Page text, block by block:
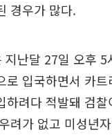
경우가 많다.
지난달 27일 오후 5
로 입국하면서 카
하려다 적발돼 검
려가 없고 미성년